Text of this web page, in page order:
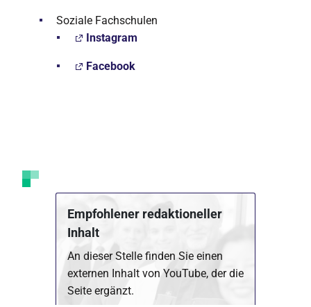
Soziale Fachschulen
Instagram
Facebook
Empfohlener redaktioneller
Inhalt
An dieser Stelle finden Sie einen
externen Inhalt von YouTube, der die
Seite ergänzt.